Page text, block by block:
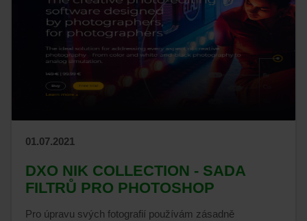
01.07.2021
DXO NIK COLLECTION - SADA
FILTRŮ PRO PHOTOSHOP
Pro úpravu svých fotografií používám zásadně